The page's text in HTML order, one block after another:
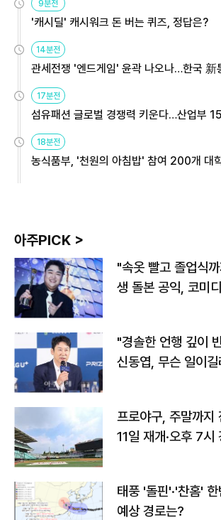
9분전
'캐시딜' 캐시워크 돈 버는 퀴즈, 정답은?
14분전
관세전쟁 '엔드게임' 윤곽 나오나…한국 新
용해야
17분전
섬유패션 글로벌 경쟁력 키운다…산업부
원
18분전
농식품부, '천원의 아침밥' 참여 200개 대
아주PICK >
"속옷 빨고 졸업식
생 돌본 공익, 코미
"경솔한 언행 깊이
신동엽, 무슨 일이
프로야구, 주말까
11일 재개·오후 7시
태풍 '돌핀'·'찬홈'
예상 경로는?